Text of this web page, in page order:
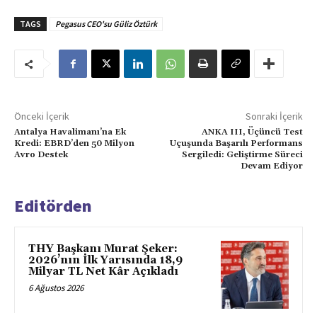
TAGS Pegasus CEO'su Güliz Öztürk
Önceki İçerik
Antalya Havalimanı’na Ek
Kredi: EBRD’den 50 Milyon
Avro Destek
Sonraki İçerik
ANKA III, Üçüncü Test
Uçuşunda Başarılı Performans
Sergiledi: Geliştirme Süreci
Devam Ediyor
Editörden
THY Başkanı Murat Şeker:
2026’nın İlk Yarısında 18,9
Milyar TL Net Kâr Açıkladı
6 Ağustos 2026